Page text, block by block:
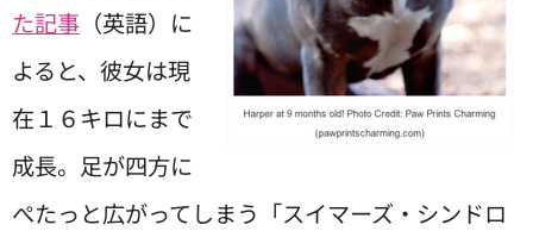
た記事 （英語）に
よると、彼女は現
在１６キロにまで
成長。足が四方に
ぺたっと広がってしまう「スイマーズ・シンドロ